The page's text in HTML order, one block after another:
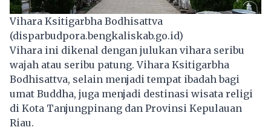
Vihara Ksitigarbha Bodhisattva
(disparbudpora.bengkaliskab.go.id)
Vihara ini dikenal dengan julukan vihara seribu
wajah atau seribu patung. Vihara Ksitigarbha
Bodhisattva, selain menjadi tempat ibadah bagi
umat Buddha, juga menjadi destinasi wisata religi
di Kota Tanjungpinang dan Provinsi Kepulauan
Riau.